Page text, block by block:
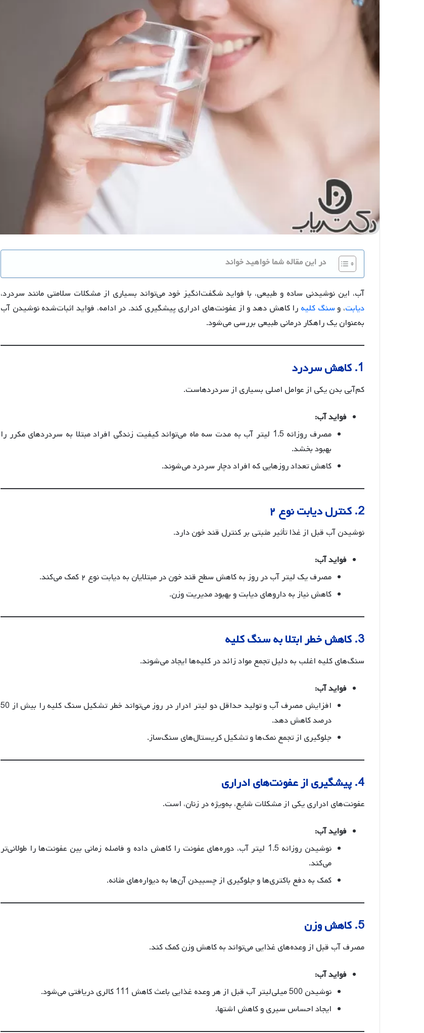
در این مقاله شما خواهید خواند
آب، این نوشیدنی ساده و طبیعی، با فواید شگفت‌انگیز خود می‌تواند بسیاری از مشکلات سلامتی مانند سردرد،
دیابت، وسنگ کلیه را کاهش دهد و از عفونت‌های ادراری پیشگیری کند. در ادامه، فواید اثبات‌شده نوشیدن آب
به‌عنوان یک راهکار درمانی طبیعی بررسی می‌شود.
1. کاهش سردرد
کم‌آبی بدن یکی از عوامل اصلی بسیاری از سردردهاست.
فواید آب:
مصرف روزانه 1.5 لیتر آب به مدت سه ماه می‌تواند کیفیت زندگی افراد مبتلا به سردردهای مکرر را
بهبود بخشد.
کاهش تعداد روزهایی که افراد دچار سردرد می‌شوند.
2. کنترل دیابت نوع ۲
نوشیدن آب قبل از غذا تأثیر مثبتی بر کنترل قند خون دارد.
فواید آب:
مصرف یک لیتر آب در روز به کاهش سطح قند خون در مبتلایان به دیابت نوع ۲ کمک می‌کند.
کاهش نیاز به داروهای دیابت و بهبود مدیریت وزن.
3. کاهش خطر ابتلا به سنگ کلیه
سنگ‌های کلیه اغلب به دلیل تجمع مواد زائد در کلیه‌ها ایجاد می‌شوند.
فواید آب:
افزایش مصرف آب و تولید حداقل دو لیتر ادرار در روز می‌تواند خطر تشکیل سنگ کلیه را بیش از 50
درصد کاهش دهد.
جلوگیری از تجمع نمک‌ها و تشکیل کریستال‌های سنگ‌ساز.
4. پیشگیری از عفونت‌های ادراری
عفونت‌های ادراری یکی از مشکلات شایع، به‌ویژه در زنان، است.
فواید آب:
نوشیدن روزانه 1.5 لیتر آب، دوره‌های عفونت را کاهش داده و فاصله زمانی بین عفونت‌ها را طولانی‌تر
می‌کند.
کمک به دفع باکتری‌ها و جلوگیری از چسبیدن آن‌ها به دیواره‌های مثانه.
5. کاهش وزن
مصرف آب قبل از وعده‌های غذایی می‌تواند به کاهش وزن کمک کند.
فواید آب:
نوشیدن 500 میلی‌لیتر آب قبل از هر وعده غذایی باعث کاهش 111 کالری دریافتی می‌شود.
ایجاد احساس سیری و کاهش اشتها.